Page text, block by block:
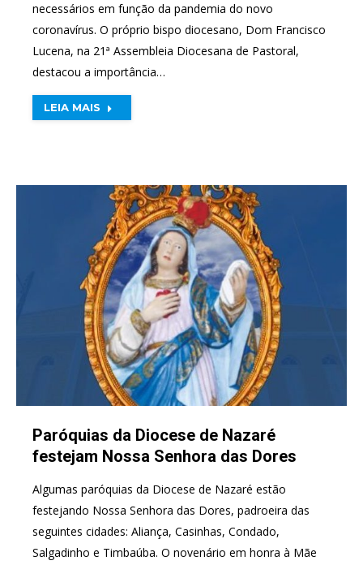
necessários em função da pandemia do novo
coronavírus. O próprio bispo diocesano, Dom Francisco
Lucena, na 21ª Assembleia Diocesana de Pastoral,
destacou a importância…
LEIA MAIS
Paróquias da Diocese de Nazaré
festejam Nossa Senhora das Dores
Algumas paróquias da Diocese de Nazaré estão
festejando Nossa Senhora das Dores, padroeira das
seguintes cidades: Aliança, Casinhas, Condado,
Salgadinho e Timbaúba. O novenário em honra à Mãe